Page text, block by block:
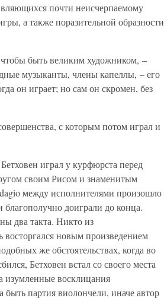
почти неисчерпаемому
а также поразительной образности
быть великим художником, –
музыканты, члены капеллы, – его
он играет; но сам он скромен, без
с которым потом играл и
играл у курфюрста перед
своим Рисом и знаменитым
между исполнителями произошло
доиграли до конца.
два такта. Никто из
новым произведением
же обстоятельствах, когда во
Бетховен встал со своего места
изумленные восклицания
партия виолончели, иначе автор